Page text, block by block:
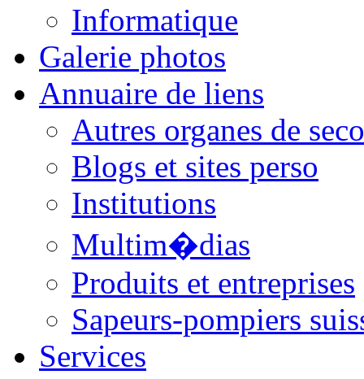
Informatique
Galerie photos
Annuaire de liens
Autres organes de
Blogs et sites perso
Institutions
Multim�dias
Produits et entreprises
Sapeurs-pompiers
Services